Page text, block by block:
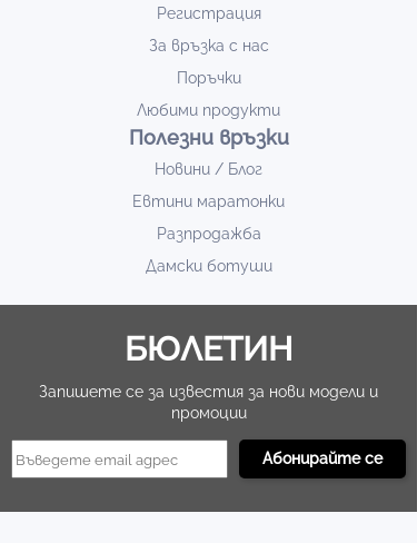
Регистрация
За връзка с нас
Поръчки
Любими продукти
Полезни връзки
Новини / Блог
Евтини маратонки
Разпродажба
Дамски ботуши
БЮЛЕТИН
Запишете се за известия за нови модели и
промоции